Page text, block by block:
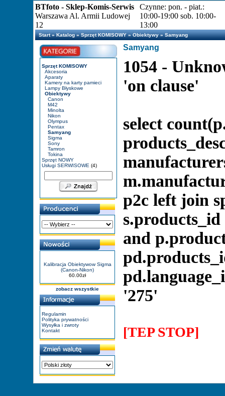
BTfoto - Sklep-Komis-Serwis
Warszawa Al. Armii Ludowej
12
Czynne: pon. - piat.:
10:00-19:00 sob. 10:00-
13:00
Start»Katalog»Sprzęt KOMISOWY»Obiektywy»Samyang
Sprzęt KOMISOWY
Akcesoria
Aparaty
Kamery na karty pamieci
Lampy Błyskowe
Obiektywy
Canon
M42
Minolta
Nikon
Olympus
Pentax
Samyang
Sigma
Sony
Tamron
Tokina
Sprzęt NOWY
Usługi SERWISOWE (4)
Kalibracja Obiektywow Sigma
(Canon-Nikon)
60.00zł
zobacz wszystkie
Regulamin
Polityka prywatności
Wysyłka i zwroty
Kontakt
Samyang
1054 -
'on clause'
select
p2c left join
and
'275'
[TEP STOP]